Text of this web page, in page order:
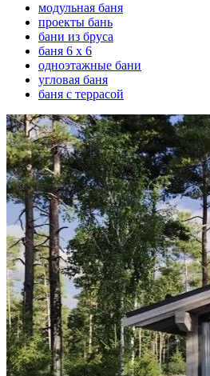
модульная баня
проекты бань
бани из бруса
баня 6 х 6
одноэтажные бани
угловая баня
баня с террасой